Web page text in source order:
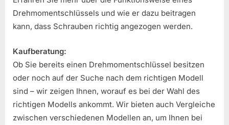
Drehmomentschlüssels und wie er dazu beitragen
kann, dass Schrauben richtig angezogen werden.
Kaufberatung:
Ob Sie bereits einen Drehmomentschlüssel besitzen
oder noch auf der Suche nach dem richtigen Modell
sind – wir zeigen Ihnen, worauf es bei der Wahl des
richtigen Modells ankommt. Wir bieten auch Vergleiche
zwischen verschiedenen Modellen an, um Ihnen bei